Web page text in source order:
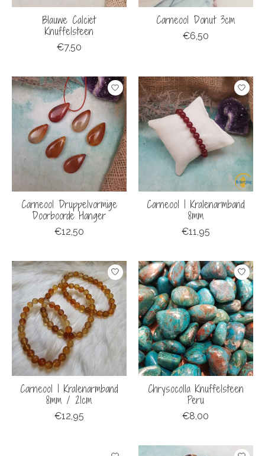
Blauwe Calciet
Knuffelsteen
€7,50
Carneool Donut 3cm
€6,50
Carneool Druppelvormige
Doorboorde Hanger
€12,50
Carneool | Kralenarmband
8mm
€11,95
Carneool | Kralenarmband
8mm / 21cm
€12,95
Chrysocolla Knuffelsteen
Peru
€8,00